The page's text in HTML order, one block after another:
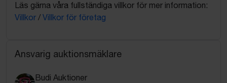
Läs gärna våra fullständiga villkor för mer information:
Villkor / Villkor för företag
Ansvarig auktionsmäklare
Budi Auktioner